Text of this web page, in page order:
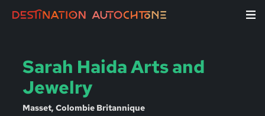
Sarah Haida Arts and
Jewelry
Masset, Colombie Britannique